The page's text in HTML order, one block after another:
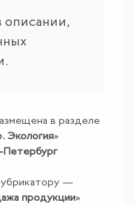
описании,
в разделе
. Экология»
Петербург
—
продукции»